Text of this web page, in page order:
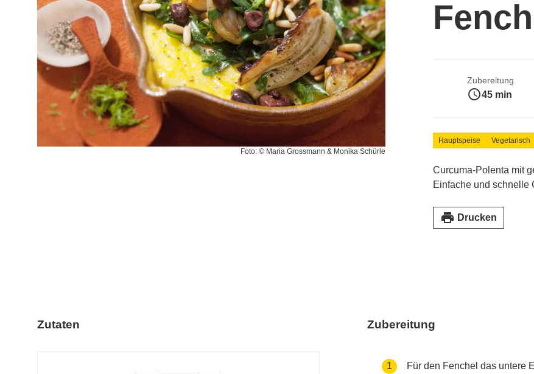
Foto: © Maria Grossmann & Monika Schürle
Zubereitung
access_time45 min
Hauptspeise Vegetarisch
Curcuma-Polenta mit
Einfache und schnelle
print Drucken
Zutaten Zubereitung
1
Für den Fenchel das untere